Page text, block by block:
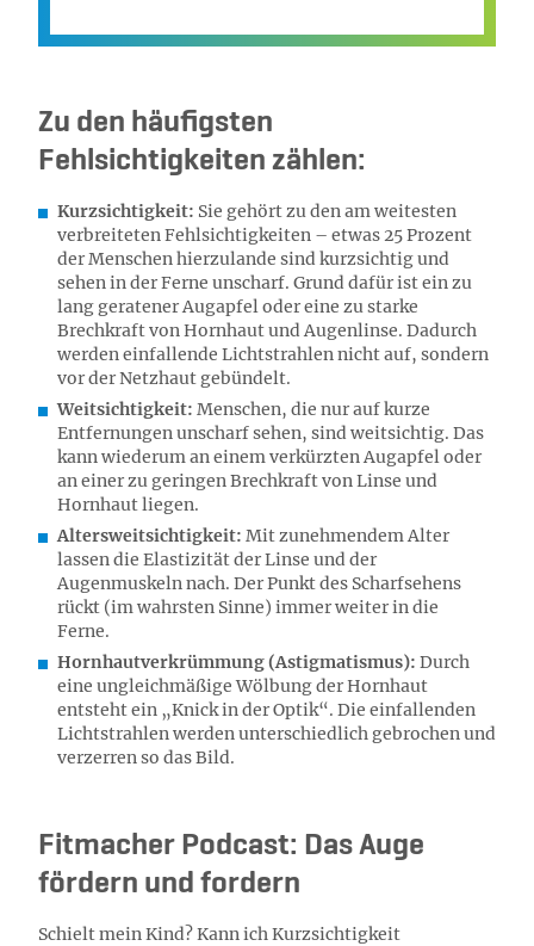
Zu den häufigsten
Fehlsichtigkeiten zählen:
Kurzsichtigkeit: Sie gehört zu den am weitesten
verbreiteten Fehlsichtigkeiten – etwas 25 Prozent
der Menschen hierzulande sind kurzsichtig und
sehen in der Ferne unscharf. Grund dafür ist ein zu
lang geratener Augapfel oder eine zu starke
Brechkraft von Hornhaut und Augenlinse. Dadurch
werden einfallende Lichtstrahlen nicht auf, sondern
vor der Netzhaut gebündelt.
Weitsichtigkeit: Menschen, die nur auf kurze
Entfernungen unscharf sehen, sind weitsichtig. Das
kann wiederum an einem verkürzten Augapfel oder
an einer zu geringen Brechkraft von Linse und
Hornhaut liegen.
Altersweitsichtigkeit: Mit zunehmendem Alter
lassen die Elastizität der Linse und der
Augenmuskeln nach. Der Punkt des Scharfsehens
rückt (im wahrsten Sinne) immer weiter in die
Ferne.
Hornhautverkrümmung (Astigmatismus): Durch
eine ungleichmäßige Wölbung der Hornhaut
entsteht ein „Knick in der Optik“. Die einfallenden
Lichtstrahlen werden unterschiedlich gebrochen und
verzerren so das Bild.
Fitmacher Podcast: Das Auge
fördern und fordern
Schielt mein Kind? Kann ich Kurzsichtigkeit